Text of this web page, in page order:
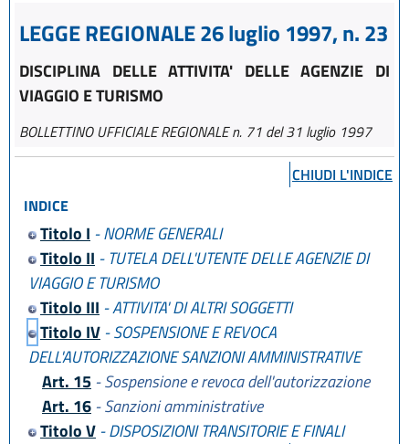
LEGGE REGIONALE 26 luglio 1997, n. 23
DISCIPLINA DELLE ATTIVITA' DELLE AGENZIE DI
VIAGGIO E TURISMO
BOLLETTINO UFFICIALE REGIONALE n. 71 del 31 luglio 1997
CHIUDI L'INDICE
INDICE
Titolo I - NORME GENERALI
Titolo II - TUTELA DELL'UTENTE DELLE AGENZIE DI
VIAGGIO E TURISMO
Titolo III - ATTIVITA' DI ALTRI SOGGETTI
Titolo IV- SOSPENSIONE E REVOCA
DELL'AUTORIZZAZIONE SANZIONI AMMINISTRATIVE
Art. 15 - Sospensione e revoca dell'autorizzazione
Art. 16 - Sanzioni amministrative
Titolo V- DISPOSIZIONI TRANSITORIE E FINALI